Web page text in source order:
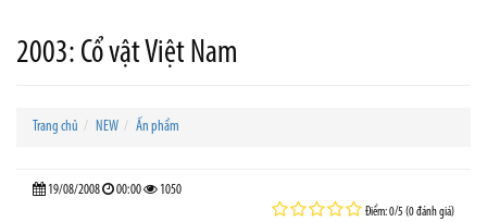
2003: Cổ vật Việt Nam
Trang chủ NEW Ấn phẩm
19/08/2008 00:00 1050
Điểm: 0/5 (0 đánh giá)